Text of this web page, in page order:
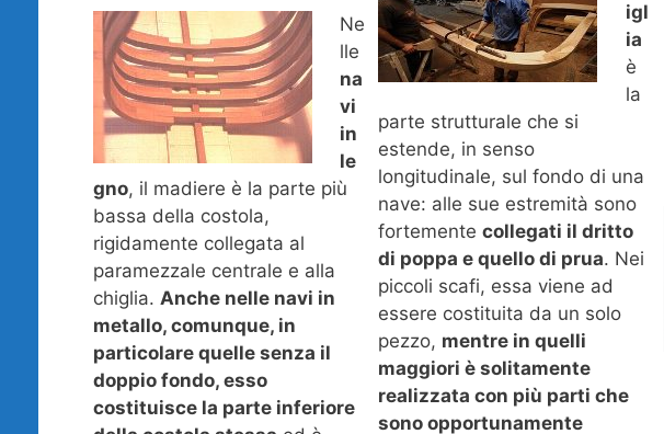
igl
ia
è
la
parte strutturale che si
estende, in senso
longitudinale, sul fondo di una
nave: alle sue estremità sono
fortementecollegati il dritto
di poppa e quello di prua. Nei
piccoli scafi, essa viene ad
essere costituita da un solo
pezzo, mentre in quelli
maggiori è solitamente
realizzata con più parti che
sono opportunamente
Ne
lle
na
vi
in
le
gno, il madiere è la parte più
bassa della costola,
rigidamente collegata al
paramezzale centrale e alla
chiglia. Anche nelle navi in
metallo, comunque, in
particolare quelle senza il
doppio fondo, esso
costituisce la parte inferiore